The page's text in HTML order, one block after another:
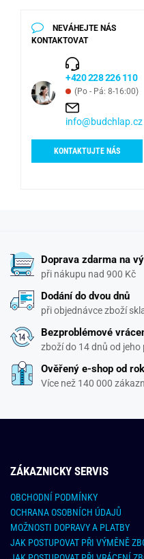
NEVÁHEJTE NÁS
KONTAKTOVAT
+420 228 226 110
(Po - Pá: 8-16:00)
info@budchlap.cz
KONTAKTUJTE NÁS
Doprava zdarma na
při nákupu nad 900 Kč
Dodání do dvou dnů
při objednávce zboží
Bezproblémové
zboží do 14 dnů od jeho
Ověřený e-shop od
Více než 140 000
ZÁKAZNICKY SERVIS
OBCHODNÍ PODMÍNKY
OCHRANA OSOBNÍCH ÚDAJŮ
MOŽNOSTI DOPRAVY A PLATBY
JAK POSTUPOVAT PŘI VÝMĚNĚ